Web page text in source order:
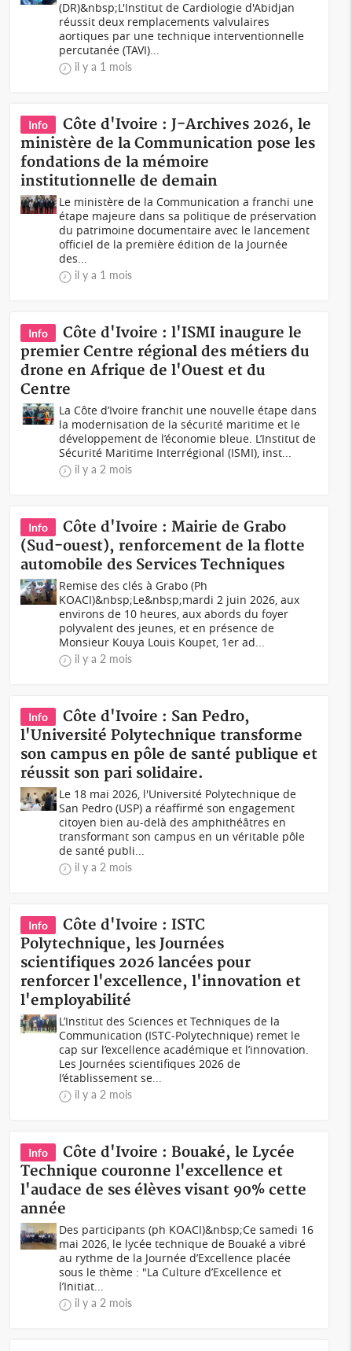
(DR)&nbsp;L'Institut de Cardiologie d'Abidjan
réussit deux remplacements valvulaires
aortiques par une technique interventionnelle
percutanée (TAVI)...
il y a 1 mois
Info
Côte d'Ivoire : J-Archives 2026, le
ministère de la Communication pose les
fondations de la mémoire
institutionnelle de demain
Le ministère de la Communication a franchi une
étape majeure dans sa politique de préservation
du patrimoine documentaire avec le lancement
officiel de la première édition de la Journée
des...
il y a 1 mois
Info
Côte d'Ivoire : l'ISMI inaugure le
premier Centre régional des métiers du
drone en Afrique de l'Ouest et du
Centre
La Côte d’Ivoire franchit une nouvelle étape dans
la modernisation de la sécurité maritime et le
développement de l’économie bleue. L’Institut de
Sécurité Maritime Interrégional (ISMI), inst...
il y a 2 mois
Info
Côte d'Ivoire : Mairie de Grabo
(Sud-ouest), renforcement de la flotte
automobile des Services Techniques
Remise des clés à Grabo (Ph
KOACI)&nbsp;Le&nbsp;mardi 2 juin 2026, aux
environs de 10 heures, aux abords du foyer
polyvalent des jeunes, et en présence de
Monsieur Kouya Louis Koupet, 1er ad...
il y a 2 mois
Info
Côte d'Ivoire : San Pedro,
l'Université Polytechnique transforme
son campus en pôle de santé publique et
réussit son pari solidaire.
Le 18 mai 2026, l'Université Polytechnique de
San Pedro (USP) a réaffirmé son engagement
citoyen bien au-delà des amphithéâtres en
transformant son campus en un véritable pôle
de santé publi...
il y a 2 mois
Info
Côte d'Ivoire : ISTC
Polytechnique, les Journées
scientifiques 2026 lancées pour
renforcer l'excellence, l'innovation et
l'employabilité
L’Institut des Sciences et Techniques de la
Communication (ISTC-Polytechnique) remet le
cap sur l’excellence académique et l’innovation.
Les Journées scientifiques 2026 de
l’établissement se...
il y a 2 mois
Info
Côte d'Ivoire : Bouaké, le Lycée
Technique couronne l'excellence et
l'audace de ses élèves visant 90% cette
année
Des participants (ph KOACI)&nbsp;Ce samedi 16
mai 2026, le lycée technique de Bouaké a vibré
au rythme de la Journée d’Excellence placée
sous le thème : "La Culture d’Excellence et
l’Initiat...
il y a 2 mois